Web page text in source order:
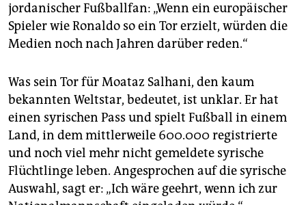
jordanischer Fußballfan: „Wenn ein europäischer
Spieler wie Ronaldo so ein Tor erzielt, würden die
Medien noch nach Jahren darüber reden.“
Was sein Tor für Moataz Salhani, den kaum
bekannten Weltstar, bedeutet, ist unklar. Er hat
einen syrischen Pass und spielt Fußball in einem
Land, in dem mittlerweile 600.000 registrierte
und noch viel mehr nicht gemeldete syrische
Flüchtlinge leben. Angesprochen auf die syrische
Auswahl, sagt er: „Ich wäre geehrt, wenn ich zur